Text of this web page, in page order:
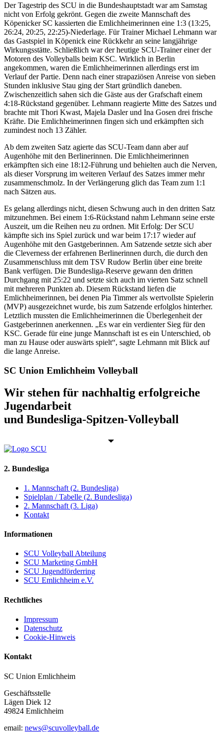
Der Tagestrip des SCU in die Bundeshauptstadt war am Samstag
nicht von Erfolg gekrönt. Gegen die zweite Mannschaft des
Köpenicker SC kassierten die Emlichheimerinnen eine 1:3 (13:25,
26:24, 20:25, 22:25)-Niederlage. Für Trainer Michael Lehmann war
das Gastspiel in Köpenick eine Rückkehr an seine langjährige
Wirkungsstätte. Schließlich war der heutige SCU-Trainer einer der
Motoren des Volleyballs beim KSC. Wirklich in Berlin
angekommen, waren die Emlichheimerinnen allerdings erst im
Verlauf der Partie. Denn nach einer strapaziösen Anreise von sieben
Stunden inklusive Stau ging der Start gründlich daneben.
Zwischenzeitlich sahen sich die Gäste aus der Grafschaft einem
4:18-Rückstand gegenüber. Lehmann reagierte Mitte des Satzes und
brachte mit Thori Kwast, Majela Dasler und Ina Gosen drei frische
Kräfte. Die Emlichheimerinnen fingen sich und erkämpften sich
zumindest noch 13 Zähler.
Ab dem zweiten Satz agierte das SCU-Team dann aber auf
Augenhöhe mit den Berlinerinnen. Die Emlichheimerinnen
erkämpften sich eine 18:12-Führung und behielten auch die Nerven,
als dieser Vorsprung im weiteren Verlauf des Satzes immer mehr
zusammenschmolz. In der Verlängerung glich das Team zum 1:1
nach Sätzen aus.
Es gelang allerdings nicht, diesen Schwung auch in den dritten Satz
mitzunehmen. Bei einem 1:6-Rückstand nahm Lehmann seine erste
Auszeit, um die Reihen neu zu ordnen. Mit Erfolg: Der SCU
kämpfte sich ins Spiel zurück und war beim 17:17 wieder auf
Augenhöhe mit den Gastgeberinnen. Am Satzende setzte sich aber
die Cleverness der erfahrenen Berlinerinnen durch, die durch den
Zusammenschluss mit dem TSV Rudow Berlin über eine breite
Bank verfügen. Die Bundesliga-Reserve gewann den dritten
Durchgang mit 25:22 und setzte sich auch im vierten Satz schnell
mit mehreren Punkten ab. Diesem Rückstand liefen die
Emlichheimerinnen, bei denen Pia Timmer als wertvollste Spielerin
(MVP) ausgezeichnet wurde, bis zum Satzende erfolglos hinterher.
Letztlich mussten die Emlichheimerinnen die Überlegenheit der
Gastgeberinnen anerkennen. „Es war ein verdienter Sieg für den
KSC. Gerade für eine junge Mannschaft ist es ein Unterschied, ob
man zu Hause oder auswärts spielt“, sagte Lehmann mit Blick auf
die lange Anreise.
SC Union Emlichheim Volleyball
Wir stehen für nachhaltig erfolgreiche
Jugendarbeit
und Bundesliga-Spitzen-Volleyball
2. Bundesliga
1. Mannschaft (2. Bundesliga)
Spielplan / Tabelle (2. Bundesliga)
2. Mannschaft (3. Liga)
Kontakt
Informationen
SCU Volleyball Abteilung
SCU Marketing GmbH
SCU Jugendförderring
SCU Emlichheim e.V.
Rechtliches
Impressum
Datenschutz
Cookie-Hinweis
Kontakt
SC Union Emlichheim
Geschäftsstelle
Lägen Diek 12
49824 Emlichheim
email: news@scuvolleyball.de